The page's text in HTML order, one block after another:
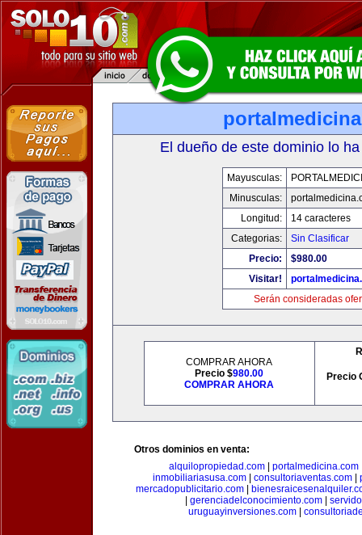
El dueño de este dominio lo
Mayusculas:
Minusculas:
Longitud:
14 caracteres
Categorias:
Sin Clasificar
Precio:
$980.00
Visitar!
Serán consideradas
COMPRAR AHORA
Precio $980.00
COMPRAR AHORA
Precio
Otros dominios en venta:
alquilopropiedad.com| portalmedicina.com
inmobiliariasusa.com| consultoriaventas.com|
mercadopublicitario.com
gerenciadelconocimiento.com
uruguayinversiones.com